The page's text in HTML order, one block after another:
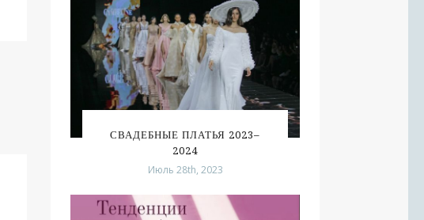
СВАДЕБНЫЕ ПЛАТЬЯ 2023–
2024
Июль 28th, 2023